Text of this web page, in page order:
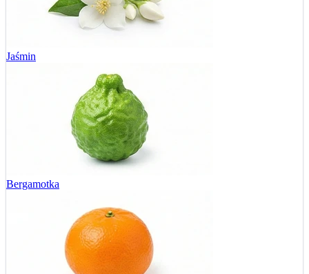
Jaśmin
Bergamotka